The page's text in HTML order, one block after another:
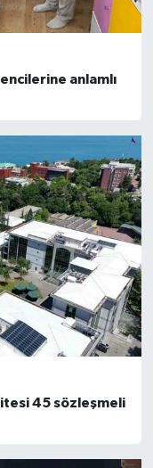
anlamlı
45 sözleşmeli